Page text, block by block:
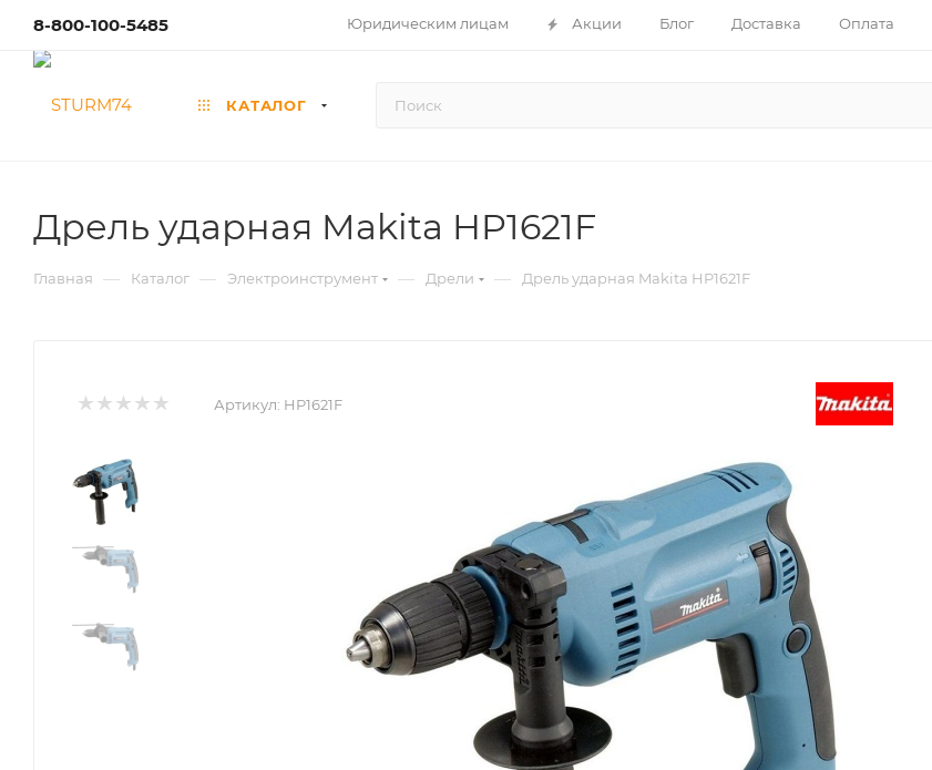
8-800-100-5485 Юридическим лицам Акции Блог Доставка Оплата
КАТАЛОГ
Дрель ударная Makita HP1621F
Главная — Каталог — Электроинструмент — Дрели — Дрель ударная Makita HP1621F
Артикул: HP1621F